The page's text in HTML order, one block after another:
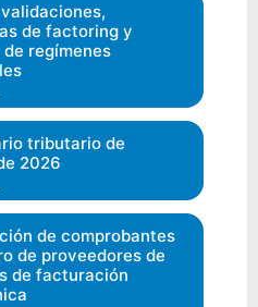
de factoring y
regímenes
tributario de
2026
de comprobantes
de proveedores de
de facturación